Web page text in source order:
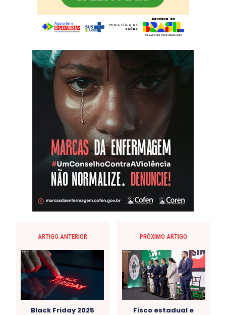
ARTIGO ANTERIOR
Black Friday 2025
PRÓXIMO ARTIGO
Fisco estadual e